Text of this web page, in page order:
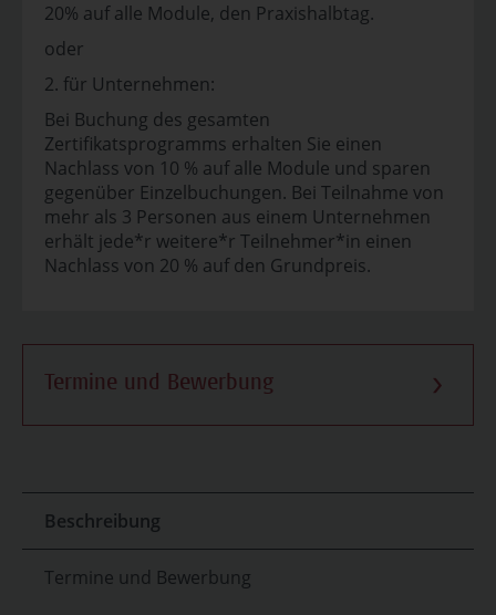
20% auf alle Module, den Praxishalbtag.
oder
2. für Unternehmen:
Bei Buchung des gesamten
Zertifikatsprogramms erhalten Sie einen
Nachlass von 10 % auf alle Module und sparen
gegenüber Einzelbuchungen. Bei Teilnahme von
mehr als 3 Personen aus einem Unternehmen
erhält jede*r weitere*r Teilnehmer*in einen
Nachlass von 20 % auf den Grundpreis.
Termine und Bewerbung
Beschreibung
Termine und Bewerbung